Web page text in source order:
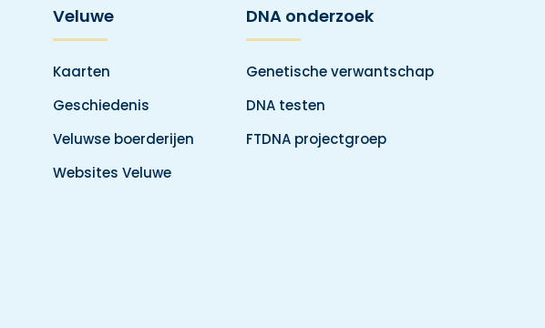
Veluwe
Kaarten
Geschiedenis
Veluwse boerderijen
Websites Veluwe
DNA onderzoek
Genetische verwantschap
DNA testen
FTDNA projectgroep